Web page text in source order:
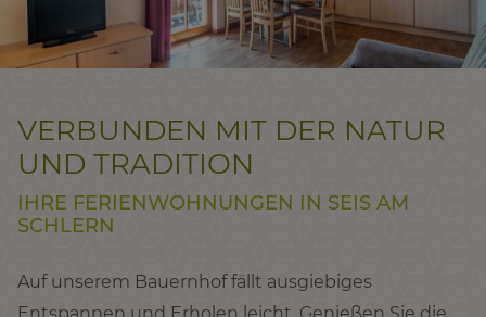
VERBUNDEN MIT DER NATUR
UND TRADITION
IHRE FERIENWOHNUNGEN IN SEIS AM
SCHLERN
Auf unserem Bauernhof fällt ausgiebiges
Entspannen und Erholen leicht. Genießen Sie die